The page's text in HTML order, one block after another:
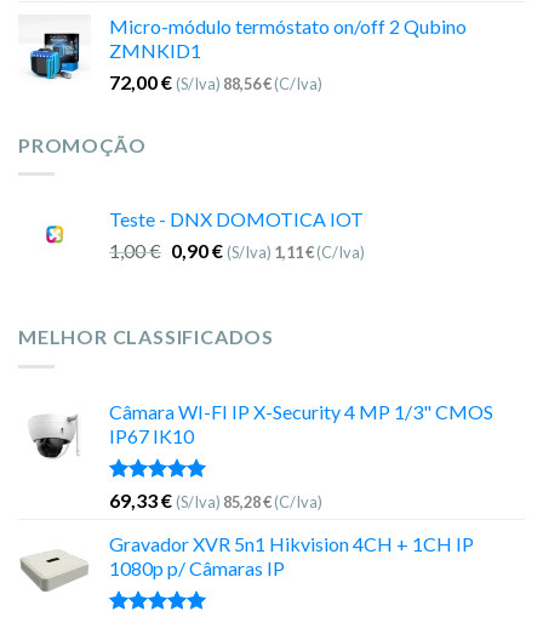
Micro-módulo termóstato on/off 2 Qubino
ZMNKID1
72,00€ (S/Iva) 88,56€(C/Iva)
PROMOÇÃO
Teste - DNX DOMOTICA IOT
1,00€ 0,90€ (S/Iva) 1,11€(C/Iva)
MELHOR CLASSIFICADOS
Câmara WI-FI IP X-Security 4 MP 1/3" CMOS
IP67 IK10
Avaliação
5.00
de 5
69,33€ (S/Iva) 85,28€(C/Iva)
Gravador XVR 5n1 Hikvision 4CH + 1CH IP
1080p p/ Câmaras IP